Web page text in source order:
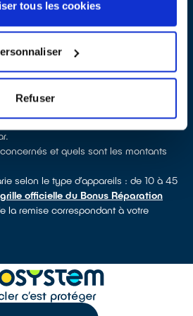
tous les cookies
Refuser
quels types d’appareils ce
outils électriques : à chaque
spécialisé et labellisé
Réparation à Saint-Seurin-sur-l'Isle
la facture par le réparateur, le Bonus
chez tous les réparateurs qui ont
et quels sont les montants
selon le type d’appareils : de 10 à 45
officielle du Bonus Réparation
la remise correspondant à votre